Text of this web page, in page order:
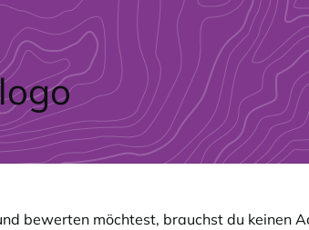
bewerten möchtest, brauchst du keinen